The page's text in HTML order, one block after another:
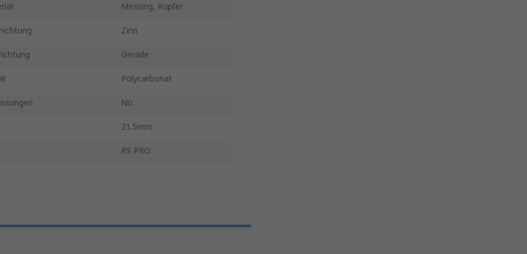
Messing, Kupfer
Zinn
Gerade
Polycarbonat
No
21.5mm
RS PRO